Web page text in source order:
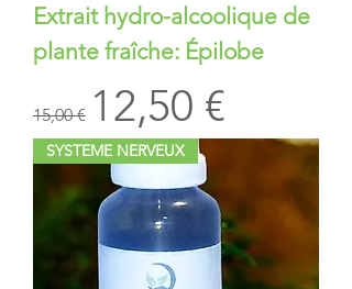
Extrait hydro-alcoolique de
plante fraîche: Épilobe
Prix original
15,00 € Prix
12,50 €
SYSTEME NERVEUX